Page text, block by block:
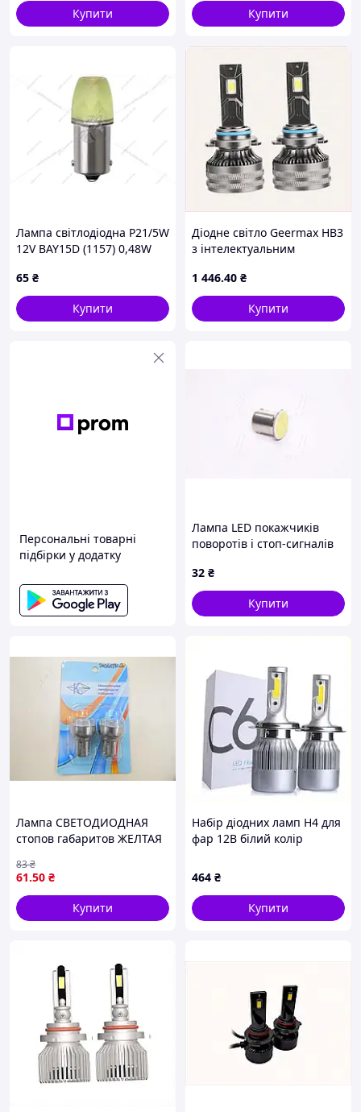
Купити Купити
Лампа світлодіодна P21/5W
12V BAY15D (1157) 0,48W
(No canbus) (FLASH) (кратно
2) WANLANDA
65 ₴
Купити
Діодне світло Geermax HB3
з інтелектуальним
9T0CA16723
1 446.40 ₴
Купити
Персональні товарні
підбірки у додатку
Лампа LED покажчиків
поворотів і стоп-сигналів
WHITE . (tmp-L0811)
32 ₴
Купити
Лампа СВЕТОДИОДНАЯ
стопов габаритов ЖЕЛТАЯ
1шт) (пр-во КВАНТ) ПД
69212
61.50 ₴
83₴
Купити
Набір діодних ламп H4 для
фар 12В білий колір
464 ₴
Купити